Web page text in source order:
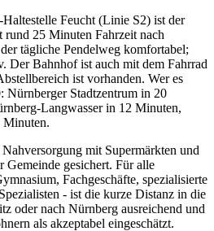
Feucht (Linie S2) ist der
25 Minuten Fahrzeit nach
tägliche Pendelweg komfortabel;
Der Bahnhof ist auch mit dem Fahrrad
ist vorhanden. Wer es
Stadtzentrum in 20
Langwasser in 12 Minuten,
Minuten.
mit Supermärkten und
Gemeinde gesichert. Für alle
Fachgeschäfte, spezialisierte
- ist die kurze Distanz in die
oder nach Nürnberg ausreichend und
als akzeptabel eingeschätzt.